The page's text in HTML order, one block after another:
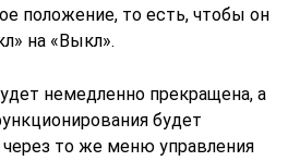
положение, то есть, чтобы он
на «Выкл».
немедленно прекращена, а
будет
то же меню управления